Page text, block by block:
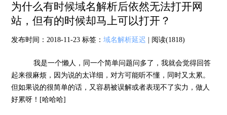
为什么有时候域名解析后依然无法打开网
站，但有的时候却马上可以打开？
发布时间：2018-11-23 标签：域名解析延迟 | 阅读(1818)
我是一个懒人，同一个简单问题问多了，我就会觉得回答
起来很麻烦，因为说的太详细，对方可能听不懂，同时又太累。
但如果说的很简单的话，又容易被误解或者表现不了实力，做人
好累呀！[哈哈哈]